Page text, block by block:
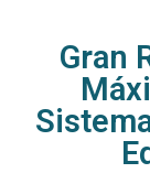
Gran